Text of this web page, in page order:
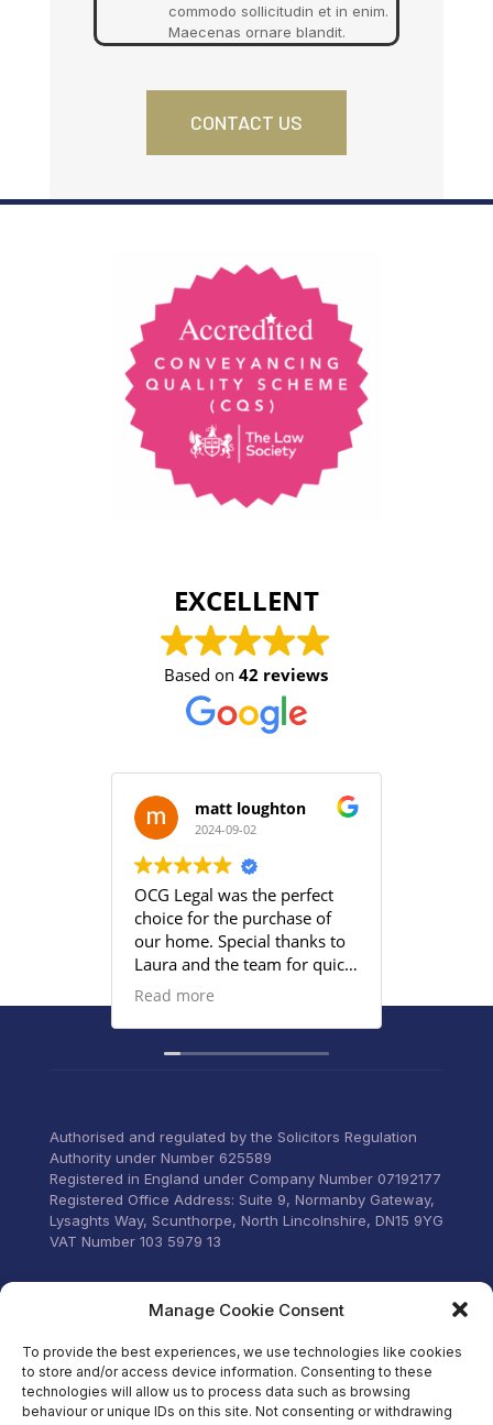
Manage Cookie Consent
To provide the best experiences, we use technologies like cookies
to store and/or access device information. Consenting to these
technologies will allow us to process data such as browsing
behaviour or unique IDs on this site. Not consenting or withdrawing
commodo sollicitudin et in enim.
Maecenas ornare blandit.
CONTACT US
EXCELLENT
Based on42 reviews
matt loughton
2024-09-02
OCG Legal was the perfect
choice for the purchase of
our home. Special thanks to
Laura and the team for quick
responses and being
deadlines. Highly
recommend their services to
Read more
Authorised and regulated by the Solicitors Regulation
Authority under Number 625589
Registered in England under Company Number 07192177
Registered Office Address: Suite 9, Normanby Gateway,
Lysaghts Way, Scunthorpe, North Lincolnshire, DN15 9YG
VAT Number 103 5979 13